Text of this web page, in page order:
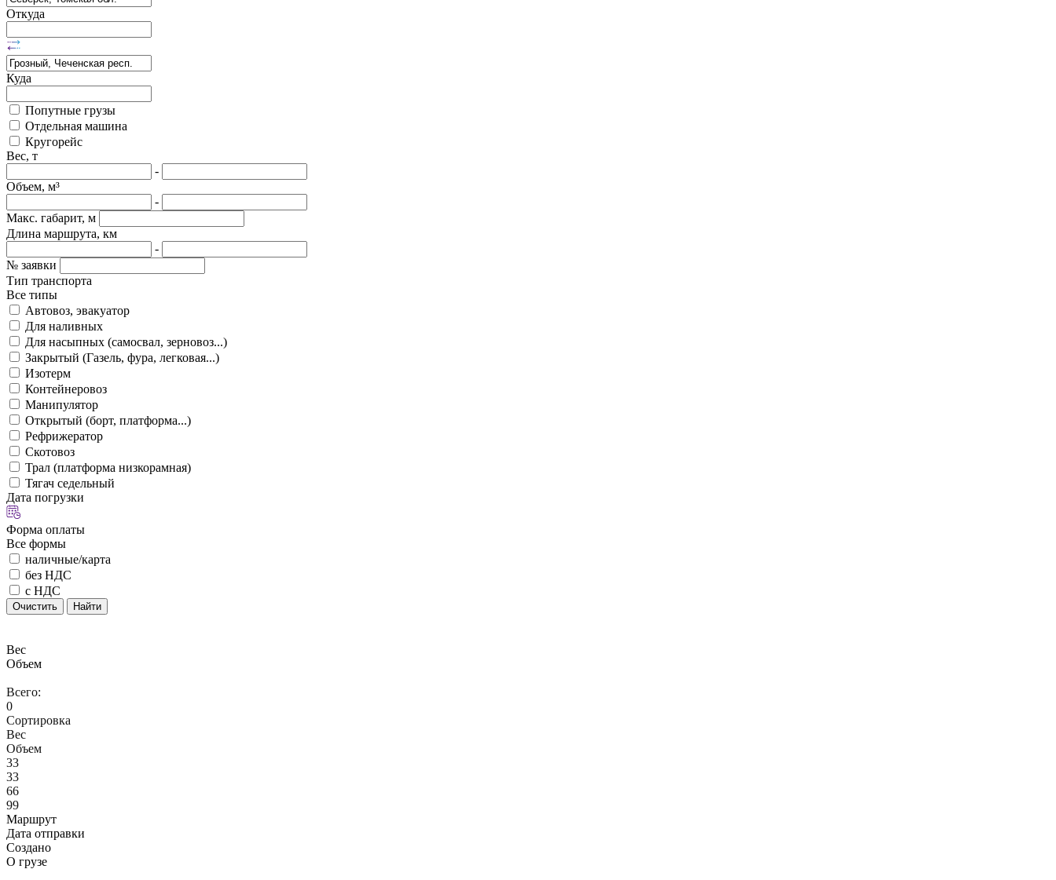
Откуда
Куда
Попутные грузы
Отдельная машина
Кругорейс
Вес, т
-
Объем, м³
-
Макс. габарит, м
Длина маршрута, км
-
№ заявки
Тип транспорта
Все типы
Автовоз, эвакуатор
Для наливных
Для насыпных (самосвал, зерновоз...)
Закрытый (Газель, фура, легковая...)
Изотерм
Контейнеровоз
Манипулятор
Открытый (борт, платформа...)
Рефрижератор
Скотовоз
Трал (платформа низкорамная)
Тягач седельный
Дата погрузки
Форма оплаты
Все формы
наличные/карта
без НДС
с НДС
Очистить Найти
Вес
Объем
Всего:
0
Сортировка
Вес
Объем
33
33
66
99
Маршрут
Дата отправки
Создано
О грузе